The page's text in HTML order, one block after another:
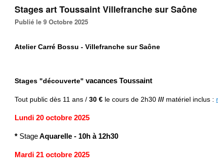
Stages art Toussaint Villefranche sur Saône
Publié le 9 Octobre 2025
Atelier Carré Bossu - Villefranche sur Saône
Stages "découverte" vacances Toussaint
Tout public dès 11 ans / 30 € le cours de 2h30 /// matériel inclus :
Lundi 20 octobre 2025
* StageAquarelle - 10h à 12h30
Mardi 21 octobre 2025